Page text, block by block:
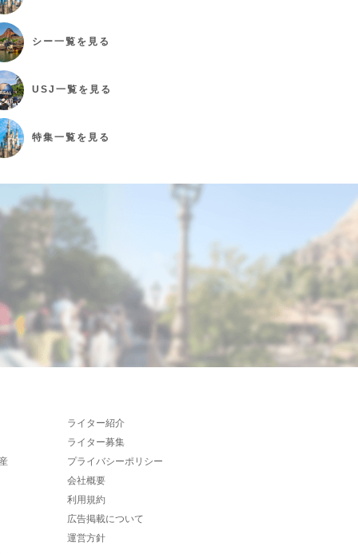
シー一覧を見る
USJ 一覧を見る
特集一覧を見る
ライター紹介
ライター募集
プライバシーポリシー
会社概要
利用規約
広告掲載について
運営方針